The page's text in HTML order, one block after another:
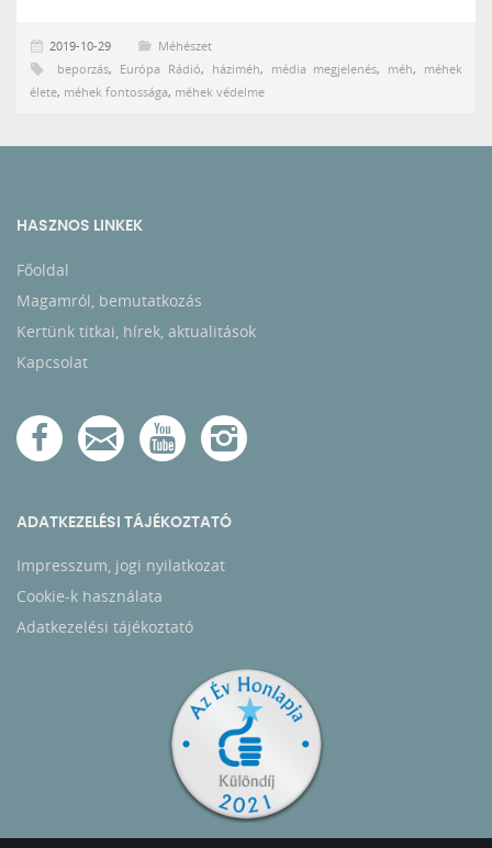
2019-10-29
Méhészet
beporzás, Európa Rádió, háziméh, média megjelenés, méh, méhek
élete, méhek fontossága, méhek védelme
HASZNOS LINKEK
Főoldal
Magamról, bemutatkozás
Kertünk titkai, hírek, aktualitások
Kapcsolat
ADATKEZELÉSI TÁJÉKOZTATÓ
Impresszum, jogi nyilatkozat
Cookie-k használata
Adatkezelési tájékoztató